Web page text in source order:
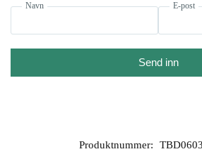
Navn E-post
Send inn
Produktnummer: